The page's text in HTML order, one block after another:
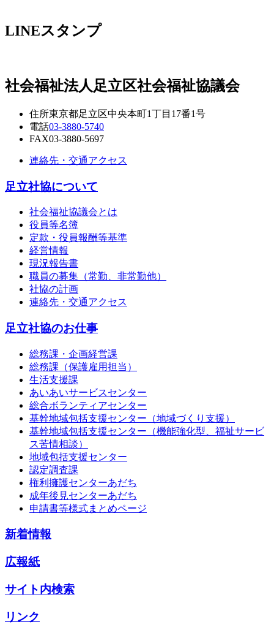
LINEスタンプ
社会福祉法人足立区社会福祉協議会
住所東京都足立区中央本町1丁目17番1号
電話03-3880-5740
FAX03-3880-5697
連絡先・交通アクセス
足立社協について
社会福祉協議会とは
役員等名簿
定款・役員報酬等基準
経営情報
現況報告書
職員の募集（常勤、非常勤他）
社協の計画
連絡先・交通アクセス
足立社協のお仕事
総務課・企画経営課
総務課（保護雇用担当）
生活支援課
あいあいサービスセンター
総合ボランティアセンター
基幹地域包括支援センター（地域づくり支援）
基幹地域包括支援センター（機能強化型、福祉サービ
ス苦情相談）
地域包括支援センター
認定調査課
権利擁護センターあだち
成年後見センターあだち
申請書等様式まとめページ
新着情報
広報紙
サイト内検索
リンク